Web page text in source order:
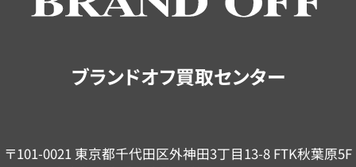
ブランドオフ買取センター
〒101-0021 東京都千代田区外神田3丁目13-8 FTK秋葉原5F